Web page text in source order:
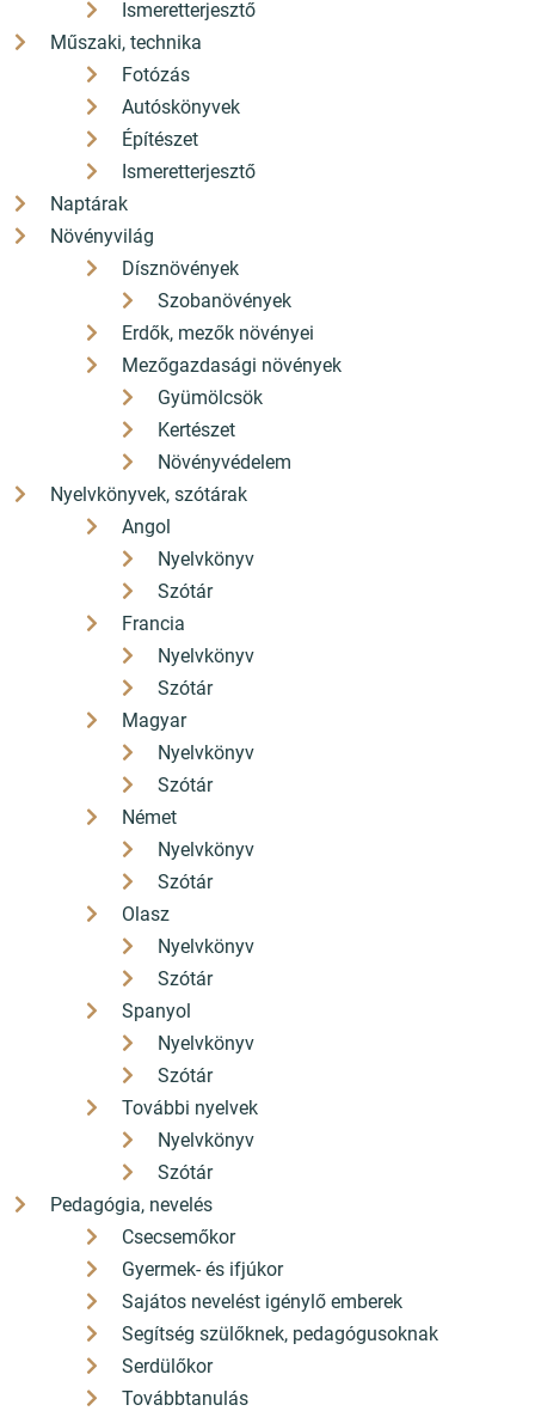
Ismeretterjesztő
Műszaki, technika
Fotózás
Autóskönyvek
Építészet
Ismeretterjesztő
Naptárak
Növényvilág
Dísznövények
Szobanövények
Erdők, mezők növényei
Mezőgazdasági növények
Gyümölcsök
Kertészet
Növényvédelem
Nyelvkönyvek, szótárak
Angol
Nyelvkönyv
Szótár
Francia
Nyelvkönyv
Szótár
Magyar
Nyelvkönyv
Szótár
Német
Nyelvkönyv
Szótár
Olasz
Nyelvkönyv
Szótár
Spanyol
Nyelvkönyv
Szótár
További nyelvek
Nyelvkönyv
Szótár
Pedagógia, nevelés
Csecsemőkor
Gyermek- és ifjúkor
Sajátos nevelést igénylő emberek
Segítség szülőknek, pedagógusoknak
Serdülőkor
Továbbtanulás